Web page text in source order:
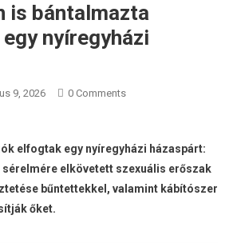
is bántalmazta
nyíregyházi
9, 2026 0 Comments
elfogtak egy nyíregyházi házaspárt:
elkövetett szexuális erőszak
bűntettekkel, valamint kábítószer
őket.